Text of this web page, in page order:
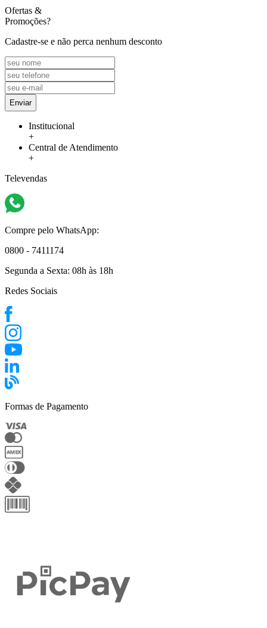
Ofertas &
Promoções?
Cadastre-se e não perca nenhum desconto
Enviar
Institucional
+
Central de Atendimento
+
Televendas
Compre pelo WhatsApp:
0800 - 7411174
Segunda a Sexta: 08h às 18h
Redes Sociais
Formas de Pagamento